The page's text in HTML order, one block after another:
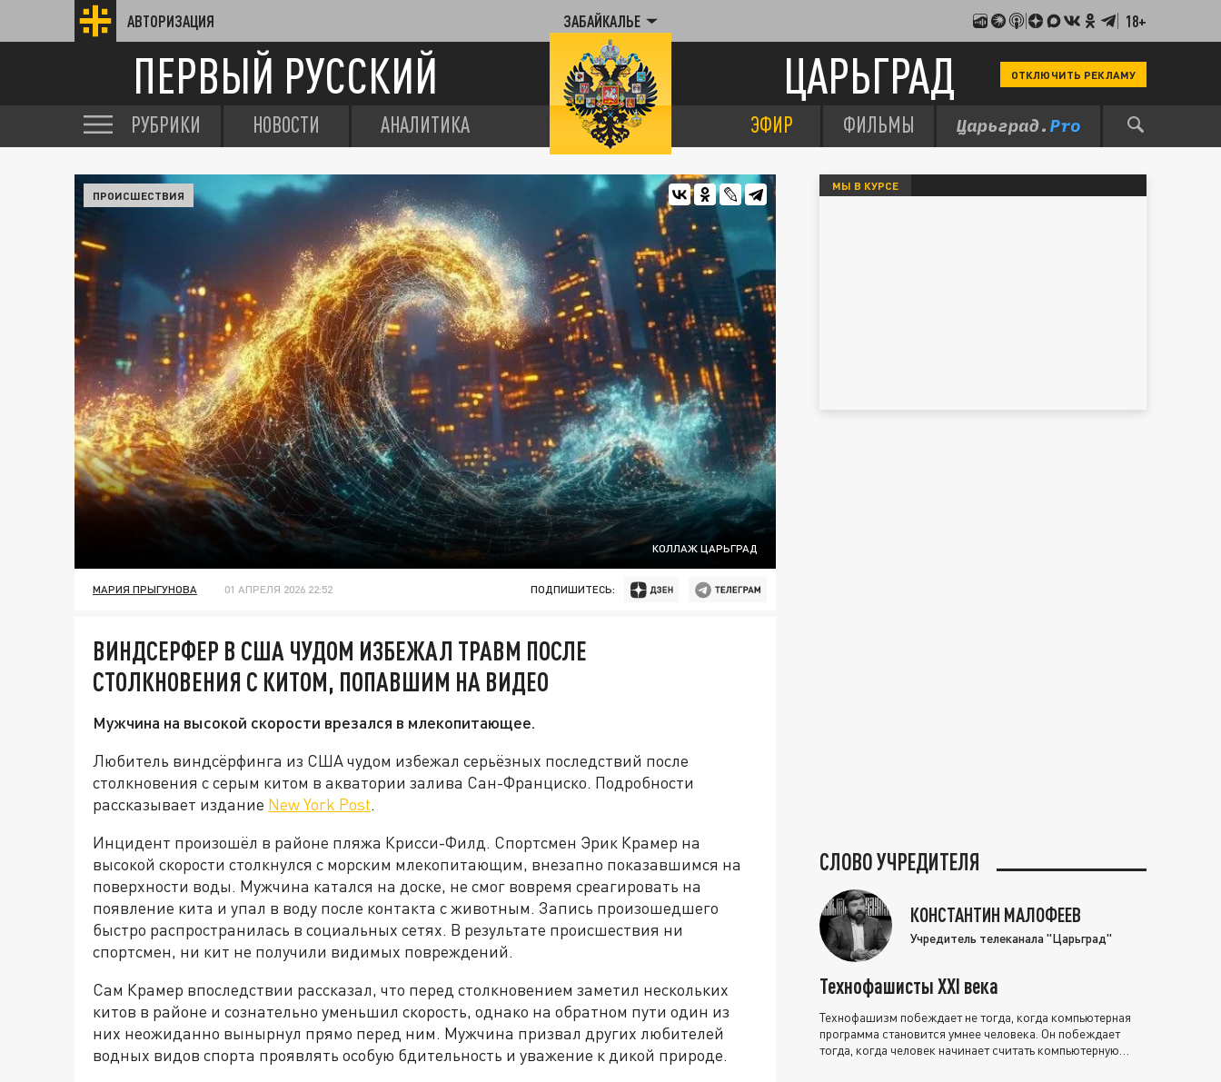
АВТОРИЗАЦИЯ ЗАБАЙКАЛЬЕ 18+
ПЕРВЫЙ РУССКИЙ ЦАРЬГРАД ОТКЛЮЧИТЬ РЕКЛАМУ
РУБРИКИ НОВОСТИ АНАЛИТИКА ЭФИР ФИЛЬМЫ
КОЛЛАЖ ЦАРЬГРАД
ПРОИСШЕСТВИЯ
МАРИЯ ПРЫГУНОВА 01 АПРЕЛЯ 2026 22:52 ПОДПИШИТЕСЬ:
ВИНДСЕРФЕР В США ЧУДОМ ИЗБЕЖАЛ ТРАВМ ПОСЛЕ
СТОЛКНОВЕНИЯ С КИТОМ, ПОПАВШИМ НА ВИДЕО
Мужчина на высокой скорости врезался в млекопитающее.
Любитель виндсёрфинга из США чудом избежал серьёзных последствий после
столкновения с серым китом в акватории залива Сан-Франциско. Подробности
рассказывает издание New York Post.
Инцидент произошёл в районе пляжа Крисси-Филд. Спортсмен Эрик Крамер на
высокой скорости столкнулся с морским млекопитающим, внезапно показавшимся на
поверхности воды. Мужчина катался на доске, не смог вовремя среагировать на
появление кита и упал в воду после контакта с животным. Запись произошедшего
быстро распространилась в социальных сетях. В результате происшествия ни
спортсмен, ни кит не получили видимых повреждений.
Сам Крамер впоследствии рассказал, что перед столкновением заметил нескольких
китов в районе и сознательно уменьшил скорость, однако на обратном пути один из
них неожиданно вынырнул прямо перед ним. Мужчина призвал других любителей
водных видов спорта проявлять особую бдительность и уважение к дикой природе.
МЫ В КУРСЕ
СЛОВО УЧРЕДИТЕЛЯ
КОНСТАНТИН МАЛОФЕЕВ
Учредитель телеканала "Царьград"
Технофашисты XXI века
Технофашизм побеждает не тогда, когда компьютерная
программа становится умнее человека. Он побеждает
тогда, когда человек начинает считать компьютерную